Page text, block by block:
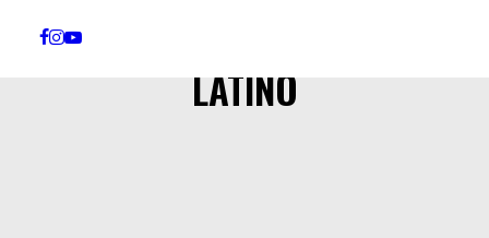
LATINO